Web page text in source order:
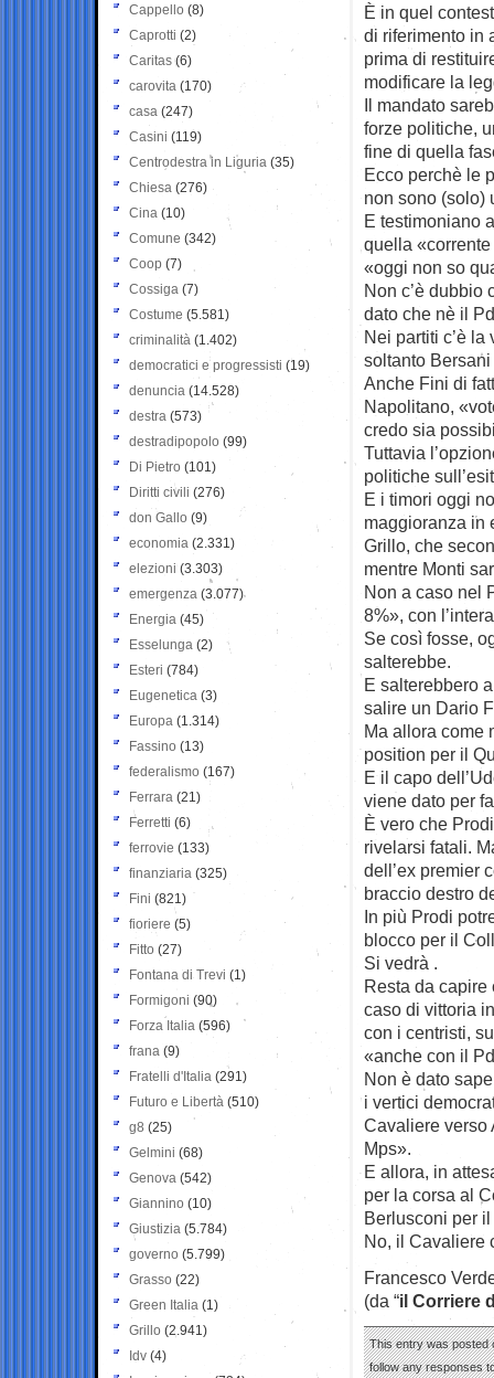
È in quel
di riferimento in
prima di
modificare la
Il mandato
forze politiche,
fine di quella
Ecco perchè le
non sono (solo)
E testimoniano
quella
«oggi non so
Non c’è dubbio
dato che nè il
Nei partiti c’è
soltanto
Anche Fini di
Napolitano,
credo sia
Tuttavia
politiche
E i timori oggi
maggioranza in
Grillo, che
mentre Monti
Non a caso nel
8%», con
Se così fosse,
salterebbe.
E salterebbero
salire un Dario
Ma allora come
position per il
E il capo
viene dato per
È vero che
rivelarsi fatali.
dell’ex premier
braccio destro
In più Prodi
blocco per il
Si vedrà .
Resta da
caso di vittoria
con i centristi,
«anche con il
Non è dato
i vertici
Cavaliere verso
Mps».
E allora, in
per la corsa al
Berlusconi per
No, il
Francesco
(da “il Corriere
This entry was posted
follow any responses
Cappello (8)
Caprotti (2)
Caritas (6)
carovita (170)
casa (247)
Casini (119)
Centrodestra in Liguria (35)
Chiesa (276)
Cina (10)
Comune (342)
Coop (7)
Cossiga (7)
Costume (5.581)
criminalità (1.402)
democratici e progressisti (19)
denuncia (14.528)
destra (573)
destradipopolo (99)
Di Pietro (101)
Diritti civili (276)
don Gallo (9)
economia (2.331)
elezioni (3.303)
emergenza (3.077)
Energia (45)
Esselunga (2)
Esteri (784)
Eugenetica (3)
Europa (1.314)
Fassino (13)
federalismo (167)
Ferrara (21)
Ferretti (6)
ferrovie (133)
finanziaria (325)
Fini (821)
fioriere (5)
Fitto (27)
Fontana di Trevi (1)
Formigoni (90)
Forza Italia (596)
frana (9)
Fratelli d'Italia (291)
Futuro e Libertà (510)
g8 (25)
Gelmini (68)
Genova (542)
Giannino (10)
Giustizia (5.784)
governo (5.799)
Grasso (22)
Green Italia (1)
Grillo (2.941)
Idv (4)